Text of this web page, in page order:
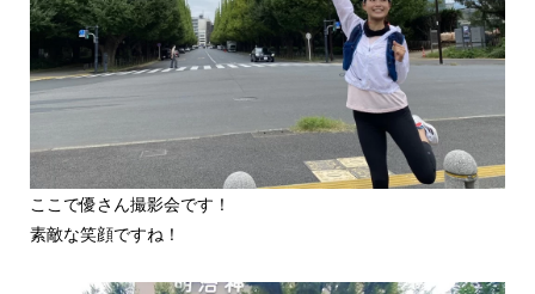
ここで優さん撮影会です！
素敵な笑顔ですね！